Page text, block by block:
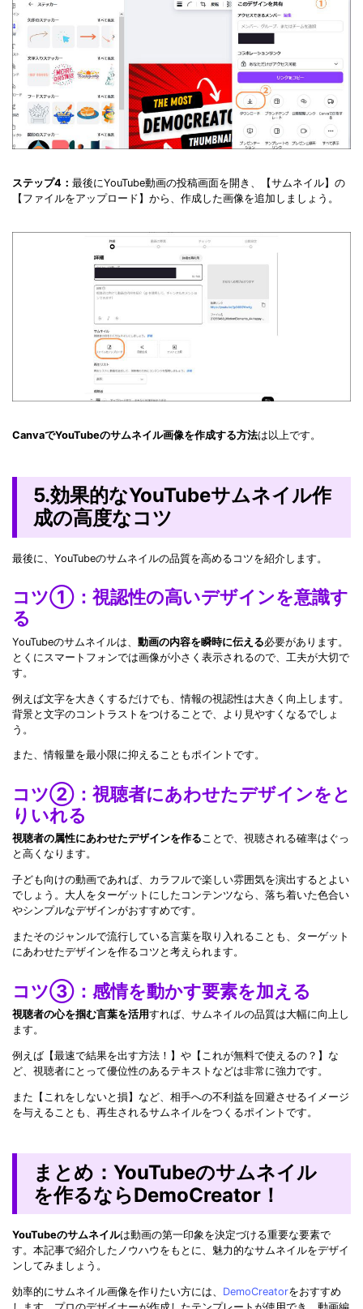
ステップ4： 最後にYouTube動画の投稿画面を開き、【サムネイル】の
【ファイルをアップロード】から、作成した画像を追加しましょう。
CanvaでYouTubeのサムネイル画像を作成する方法は以上です。
5.効果的なYouTubeサムネイル作
成の高度なコツ
最後に、YouTubeのサムネイルの品質を高めるコツを紹介します。
コツ①：視認性の高いデザインを意識す
る
YouTubeのサムネイルは、 動画の内容を瞬時に伝える必要があります。
とくにスマートフォンでは画像が小さく表示されるので、工夫が大切で
す。
例えば文字を大きくするだけでも、情報の視認性は大きく向上します。
背景と文字のコントラストをつけることで、より見やすくなるでしょ
う。
また、情報量を最小限に抑えることもポイントです。
コツ②：視聴者にあわせたデザインをと
りいれる
視聴者の属性にあわせたデザインを作ることで、視聴される確率はぐっ
と高くなります。
子ども向けの動画であれば、カラフルで楽しい雰囲気を演出するとよい
でしょう。大人をターゲットにしたコンテンツなら、落ち着いた色合い
やシンプルなデザインがおすすめです。
またそのジャンルで流行している言葉を取り入れることも、ターゲット
にあわせたデザインを作るコツと考えられます。
コツ③：感情を動かす要素を加える
視聴者の心を掴む言葉を活用すれば、サムネイルの品質は大幅に向上し
ます。
例えば【最速で結果を出す方法！】や【これが無料で使えるの？】な
ど、視聴者にとって優位性のあるテキストなどは非常に強力です。
また【これをしないと損】など、相手への不利益を回避させるイメージ
を与えることも、再生されるサムネイルをつくるポイントです。
まとめ：YouTubeのサムネイル
を作るならDemoCreator！
YouTubeのサムネイルは動画の第一印象を決定づける重要な要素で
す。本記事で紹介したノウハウをもとに、魅力的なサムネイルをデザイ
ンしてみましょう。
効率的にサムネイル画像を作りたい方には、 DemoCreatorをおすすめ